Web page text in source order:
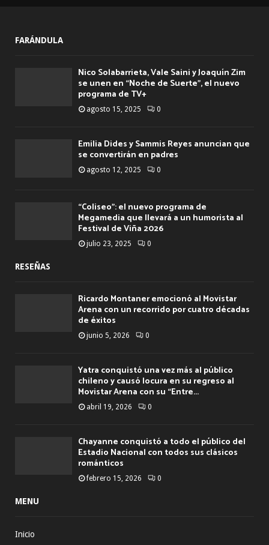
FARÁNDULA
Nico Solabarrieta, Vale Saini y Joaquín Zim
se unen en “Noche de Suerte”, el nuevo
programa de TV+
agosto 15, 2025 0
Emilia Dides y Sammis Reyes anuncian que
se convertirán en padres
agosto 12, 2025 0
“Coliseo”: el nuevo programa de
Megamedia que llevará a un humorista al
Festival de Viña 2026
julio 23, 2025 0
RESEÑAS
Ricardo Montaner emocionó al Movistar
Arena con un recorrido por cuatro décadas
de éxitos
junio 5, 2026 0
Yatra conquistó una vez más al público
chileno y causó locura en su regreso al
Movistar Arena con su “Entre...
abril 19, 2026 0
Chayanne conquistó a todo el público del
Estadio Nacional con todos sus clásicos
románticos
febrero 15, 2026 0
MENU
Inicio